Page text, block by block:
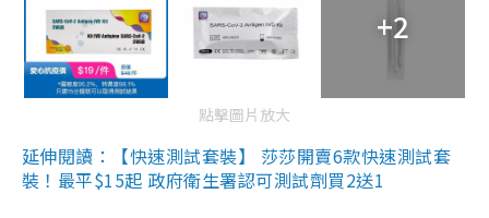
+2
點擊圖片放大
延伸閱讀：【快速測試套裝】 莎莎開賣6款快速測試套
裝！最平$15起 政府衛生署認可測試劑買2送1